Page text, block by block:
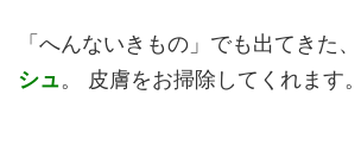
「へんないきもの」でも出てきた、
シュ。 皮膚をお掃除してくれます。